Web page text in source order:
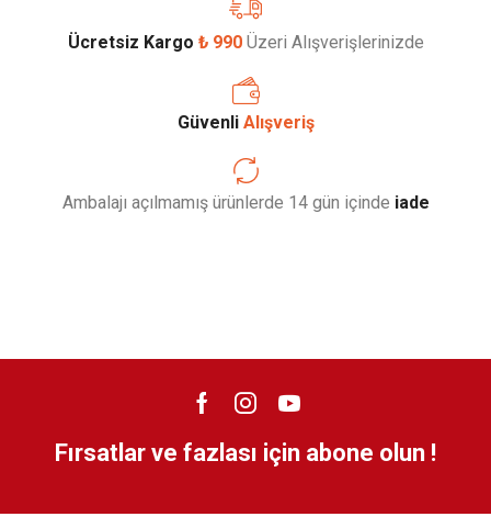
Ücretsiz Kargo ₺ 990Üzeri Alışverişlerinizde
Güvenli Alışveriş
Ambalajı açılmamış ürünlerde 14 gün içinde iade
Fırsatlar ve fazlası için abone olun !